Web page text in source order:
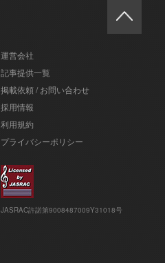
運営会社
記事提供一覧
掲載依頼 / お問い合わせ
採用情報
利用規約
プライバシーポリシー
JASRAC許諾第9008487009Y31018号